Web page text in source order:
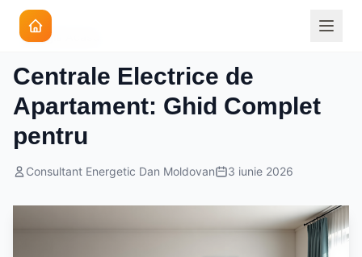
Energie Acasa
Centrale Electrice de
Apartament: Ghid Complet
pentru
Consultant Energetic Dan Moldovan 3 iunie 2026